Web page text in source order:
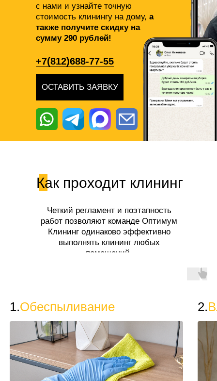
с нами и узнайте точную
стоимость клинингу на дому, а
также получите скидку на
сумму 290 рублей!
ОСТАВИТЬ ЗАЯВКУ
+7(812)688-77-55
Как проходит клининг
Четкий регламент и поэтапность
работ позволяют команде Оптимум
Клининг одинаково эффективно
выполнять клининг любых
помещений.
1.Обеспыливание 2.